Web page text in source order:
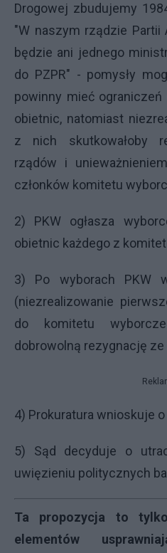
Drogowej zbudujemy
"W naszym rządzie
będzie ani jednego
do PZPR" - pomysły
powinny mieć
obietnic, natomiast
z nich skutkowałoby
rządów i
członków komitetu
2) PKW ogłasza
obietnic każdego z
3) Po wyborach PKW
(niezrealizowanie
do komitetu
dobrowolną rezygnację
4) Prokuratura wnioskuje
5) Sąd decyduje o
uwięzieniu politycznych
Ta propozycja to
elementów